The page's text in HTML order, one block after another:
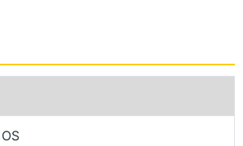
鍵盤
了天線，比 Treo 650 更加簡潔許